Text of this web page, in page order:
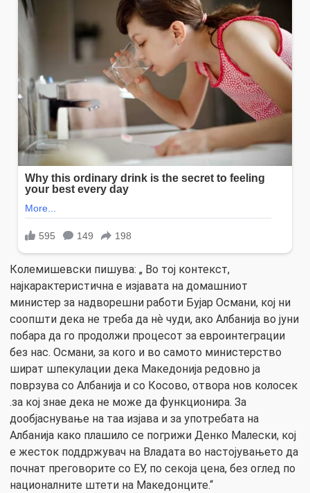
Колемишевски пишува: „ Во тој контекст,
најкарактеристична е изјавата на домашниот
министер за надворешни работи Бујар Османи, кој ни
соопшти дека не треба да нѐ чуди, ако Албанија во јуни
побара да го продолжи процесот за евроинтеграции
без нас. Османи, за кого и во самото министерство
шират шпекулации дека Македонија редовно ја
поврзува со Албанија и со Косово, отвора нов колосек
.за кој знае дека не може да функционира. За
дообјаснување на таа изјава и за употребата на
Албанија како плашило се погрижи Денко Малески, кој
е жесток поддржувач на Владата во настојувањето да
почнат преговорите со ЕУ, по секоја цена, без оглед по
националните штети на Македонците.“